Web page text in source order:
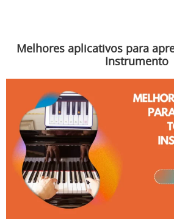
Melhores aplicativos para
Instrumento